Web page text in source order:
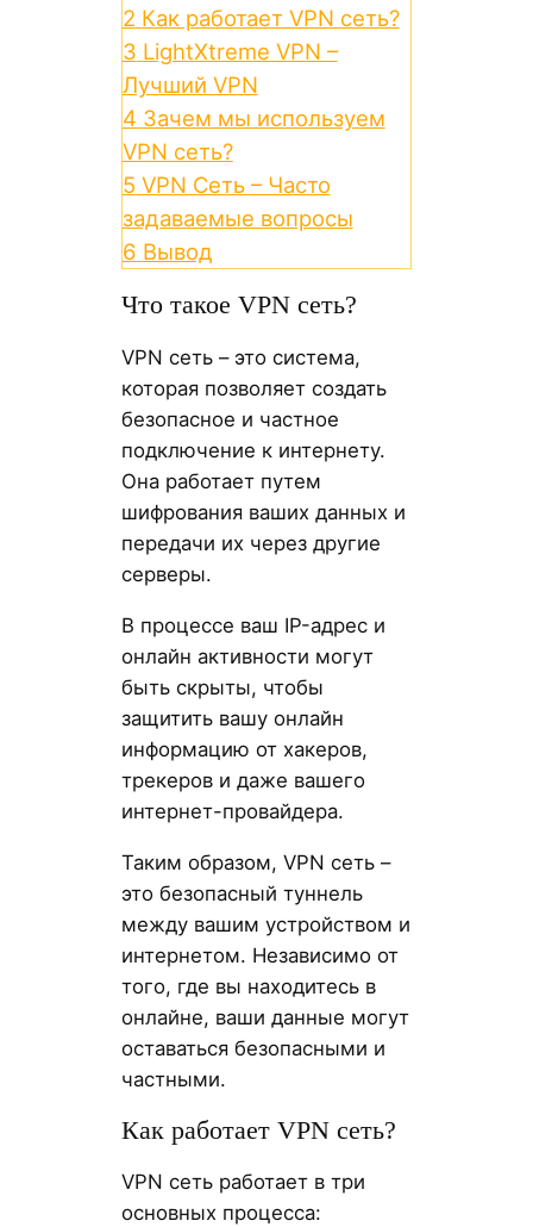
2 Как работает VPN сеть?
3 LightXtreme VPN –
Лучший VPN
4 Зачем мы используем
VPN сеть?
5 VPN Сеть – Часто
задаваемые вопросы
6 Вывод
Что такое VPN сеть?
VPN сеть – это система,
которая позволяет создать
безопасное и частное
подключение к интернету.
Она работает путем
шифрования ваших данных и
передачи их через другие
серверы.
В процессе ваш IP-адрес и
онлайн активности могут
быть скрыты, чтобы
защитить вашу онлайн
информацию от хакеров,
трекеров и даже вашего
интернет-провайдера.
Таким образом, VPN сеть –
это безопасный туннель
между вашим устройством и
интернетом. Независимо от
того, где вы находитесь в
онлайне, ваши данные могут
оставаться безопасными и
частными.
Как работает VPN сеть?
VPN сеть работает в три
основных процесса: